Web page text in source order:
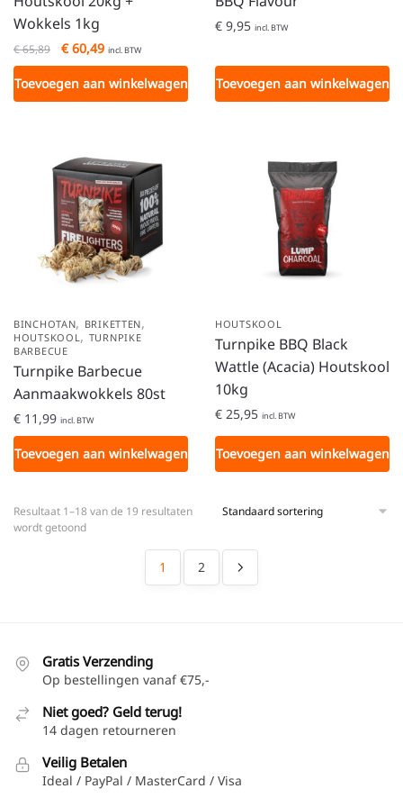
Wokkels 1kg
€65,89 €60,49 incl. BTW
Toevoegen aan winkelwagen
€ 9,95 incl. BTW
Toevoegen aan winkelwagen
BINCHOTAN, BRIKETTEN,
HOUTSKOOL , TURNPIKE
BARBECUE
Turnpike Barbecue
Aanmaakwokkels 80st
€ 11,99 incl. BTW
Toevoegen aan winkelwagen
HOUTSKOOL
Turnpike BBQ Black
Wattle (Acacia) Houtskool
10kg
€ 25,95 incl. BTW
Toevoegen aan winkelwagen
Resultaat 1–18 van de 19 resultaten
wordt getoond
1 2
Gratis Verzending
Op bestellingen vanaf €75,-
Niet goed? Geld terug!
14 dagen retourneren
Veilig Betalen
Ideal / PayPal / MasterCard / Visa